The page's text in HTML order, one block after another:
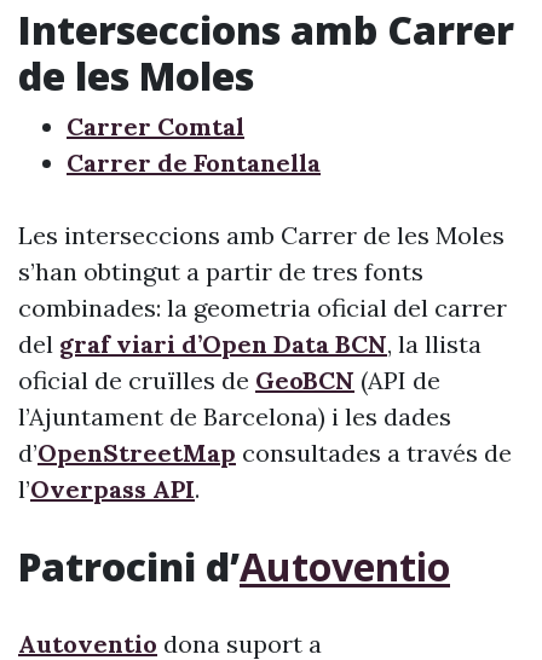
Interseccions amb Carrer
de les Moles
Carrer Comtal
Carrer de Fontanella
Les interseccions amb Carrer de les Moles
s’han obtingut a partir de tres fonts
combinades: la geometria oficial del carrer
del graf viari d’Open Data BCN, la llista
oficial de cruïlles de GeoBCN (API de
l’Ajuntament de Barcelona) i les dades
d’OpenStreetMap consultades a través de
l’Overpass API.
Patrocini d’Autoventio
Autoventio dona suport a